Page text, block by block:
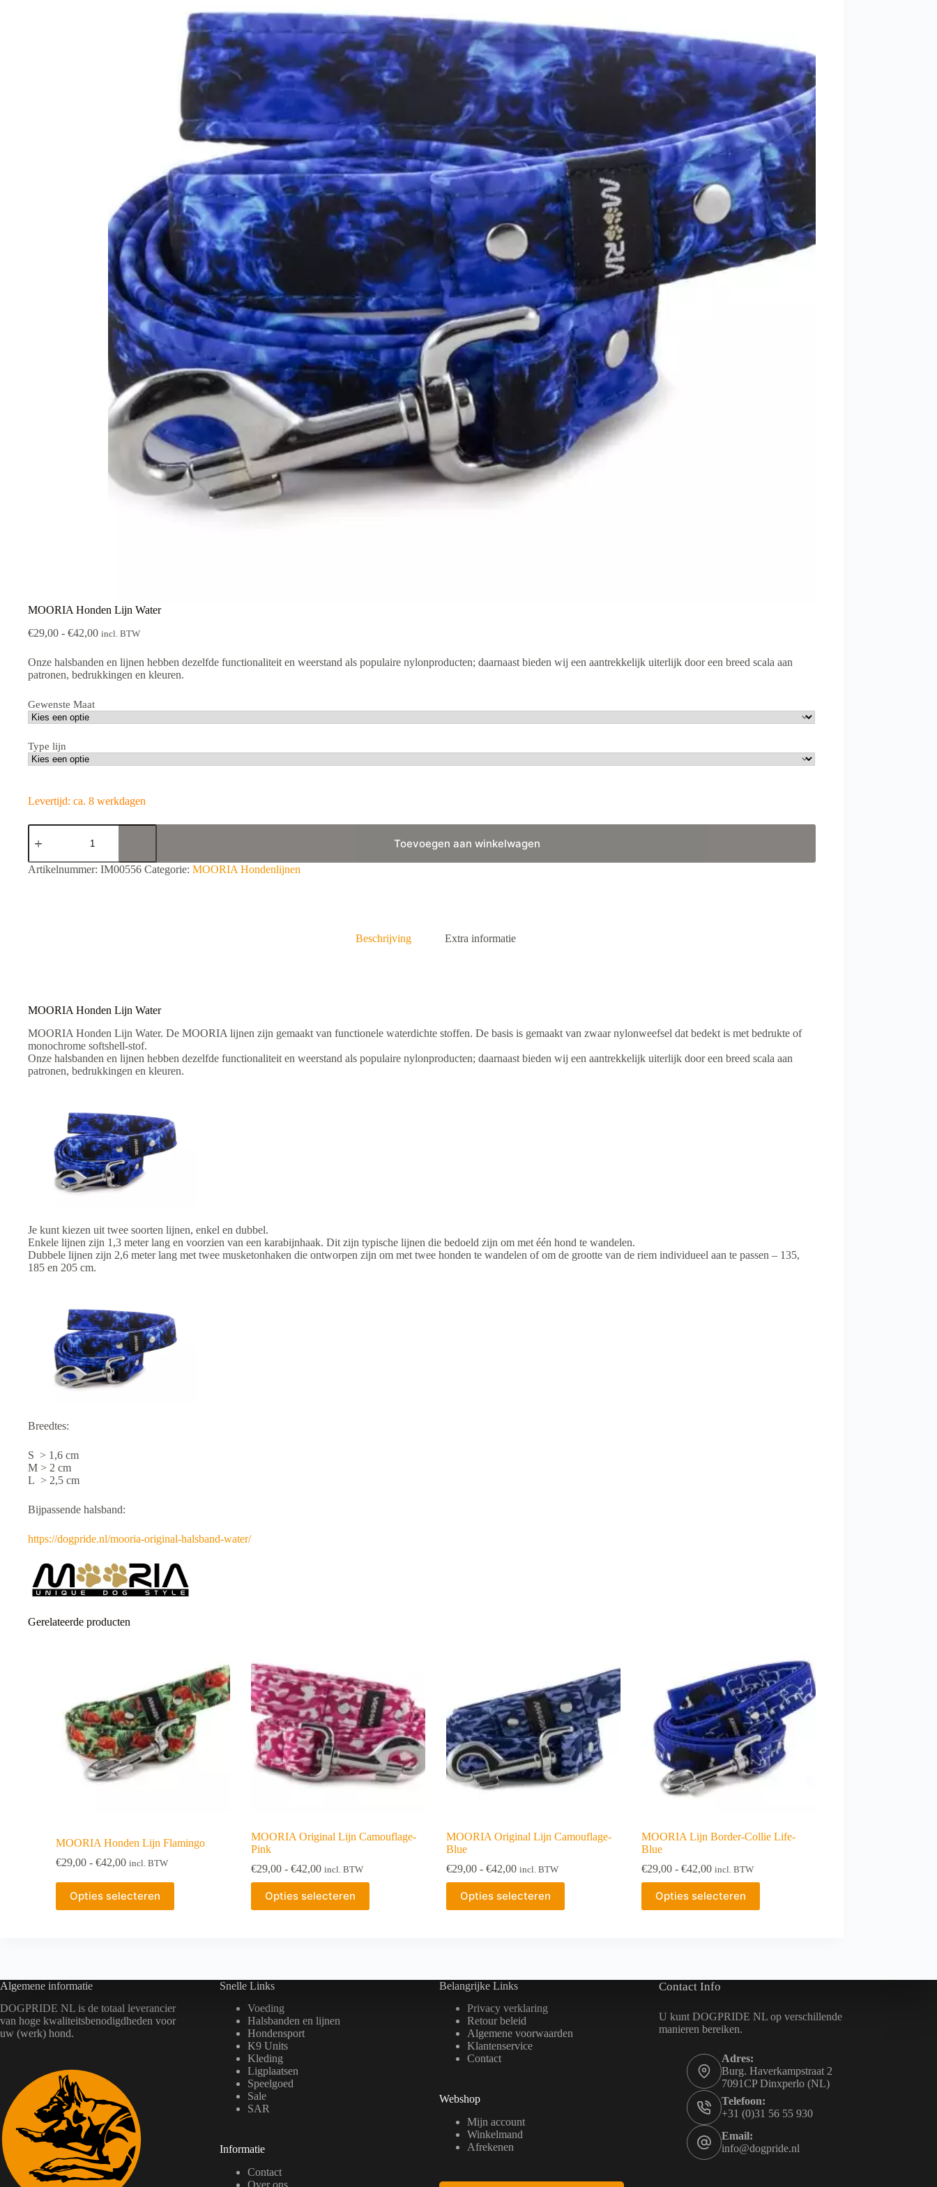
MOORIA Honden Lijn Water
€29,00 - €42,00Prijsklasse:
€42,00
incl. BTW
Onze halsbanden en lijnen hebben dezelfde functionaliteit en weerstand als populaire nylonproducten; daarnaast bieden wij een aantrekkelijk uiterlijk door een breed scala aan
patronen, bedrukkingen en kleuren.
Gewenste Maat
Type lijn
Levertijd: ca. 8 werkdagen
MOORIA
Honden
Water
aantal
Toevoegen aan winkelwagen
A
:
Artikelnummer: IM00556 Categorie: MOORIA Hondenlijnen
Beschrijving Extra informatie
MOORIA Honden Lijn Water
MOORIA Honden Lijn Water. De MOORIA lijnen zijn gemaakt van functionele waterdichte stoffen. De basis is gemaakt van zwaar nylonweefsel dat bedekt is met bedrukte of
monochrome softshell-stof.
Onze halsbanden en lijnen hebben dezelfde functionaliteit en weerstand als populaire nylonproducten; daarnaast bieden wij een aantrekkelijk uiterlijk door een breed scala aan
patronen, bedrukkingen en kleuren.
Je kunt kiezen uit twee soorten lijnen, enkel en dubbel.
Enkele lijnen zijn 1,3 meter lang en voorzien van een karabijnhaak. Dit zijn typische lijnen die bedoeld zijn om met één hond te wandelen.
Dubbele lijnen zijn 2,6 meter lang met twee musketonhaken die ontworpen zijn om met twee honden te wandelen of om de grootte van de riem individueel aan te passen – 135,
185 en 205 cm.
Breedtes:
S > 1,6 cm
M > 2 cm
L > 2,5 cm
Bijpassende halsband:
https://dogpride.nl/mooria-original-halsband-water/
Gerelateerde producten
MOORIA Honden Lijn Flamingo
€29,00 - €42,00Prijsklasse:
€42,00
incl. BTW
Opties selecteren
Dit
product
heeft
gekozen
op
de
productpagina
MOORIA Original Lijn Camouflage-
Pink
€29,00 - €42,00Prijsklasse:
€29,00
tot
incl. BTW
Opties selecteren
Dit
product
heeft
gekozen
op
de
productpagina
MOORIA Original Lijn Camouflage-
Blue
€29,00 - €42,00Prijsklasse:
€29,00
tot
incl. BTW
Opties selecteren
Dit
product
heeft
gekozen
op
productpagina
MOORIA Lijn Border-Collie Life-
Blue
€29,00 - €42,00Prijsklasse:
€29,00
tot
incl. BTW
Opties selecteren
Dit
product
heeft
gekozen
Algemene informatie
DOGPRIDE NL is de totaal leverancier
van hoge kwaliteitsbenodigdheden voor
uw (werk) hond.
Snelle Links
Voeding
Halsbanden en lijnen
Hondensport
K9 Units
Kleding
Ligplaatsen
Speelgoed
Sale
SAR
Informatie
Contact
Belangrijke Links
Privacy verklaring
Retour beleid
Algemene voorwaarden
Klantenservice
Contact
Webshop
Mijn account
Winkelmand
Afrekenen
Contact Info
U kunt DOGPRIDE NL op verschillende
manieren bereiken.
Adres:
Burg. Haverkampstraat 2
7091CP Dinxperlo (NL)
Telefoon:
+31 (0)31 56 55 930
Email:
info@dogpride.nl